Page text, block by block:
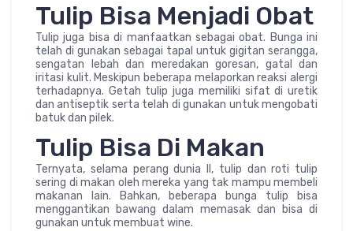
Tulip Bisa Menjadi Obat
Tulip juga bisa di manfaatkan sebagai obat. Bunga ini
telah di gunakan sebagai tapal untuk gigitan serangga,
sengatan lebah dan meredakan goresan, gatal dan
iritasi kulit. Meskipun beberapa melaporkan reaksi alergi
terhadapnya. Getah tulip juga memiliki sifat di uretik
dan antiseptik serta telah di gunakan untuk mengobati
batuk dan pilek.
Tulip Bisa Di Makan
Ternyata, selama perang dunia II, tulip dan roti tulip
sering di makan oleh mereka yang tak mampu membeli
makanan lain. Bahkan, beberapa bunga tulip bisa
menggantikan bawang dalam memasak dan bisa di
gunakan untuk membuat wine.